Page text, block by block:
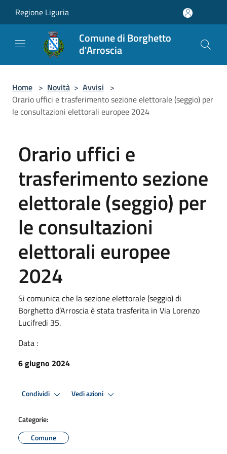
Regione Liguria
Comune di Borghetto
d'Arroscia
Home > Novità > Avvisi >
Orario uffici e trasferimento sezione elettorale (seggio) per
le consultazioni elettorali europee 2024
Orario uffici e
trasferimento sezione
elettorale (seggio) per
le consultazioni
elettorali europee
2024
Si comunica che la sezione elettorale (seggio) di
Borghetto d’Arroscia è stata trasferita in Via Lorenzo
Lucifredi 35.
Data :
6 giugno 2024
Condividi Vedi azioni
Categorie:
Comune